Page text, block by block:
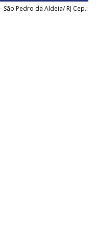
Pedro da Aldeia/ RJ Cep.: